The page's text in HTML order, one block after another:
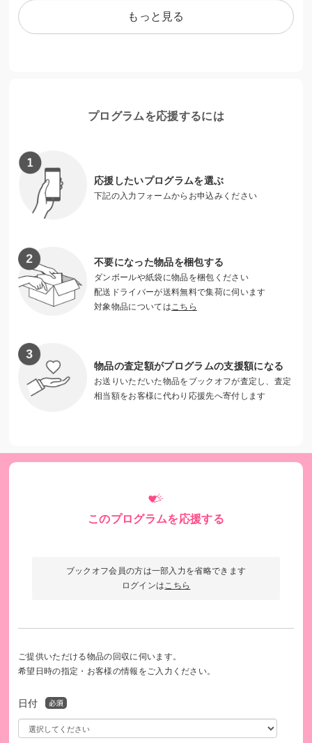
入間市社会福祉協議会では、すべてのこどもが安心して自分
ンティア」では、話し相手や育児のサポートを通じて、不安
一人でも多くのこどもに笑顔を届けるため、地域の皆さんや
企業、NPOなどと連携しながら取り組みを進めています。
こども食堂の様子
寄付金の使い道２：誰もが安心していきいきと暮らせ
入間市社会福祉協議会では、すべての人が安心して暮らせる
もっと見る
プログラムを応援するには
応援したいプログラムを選ぶ
下記の入力フォームからお申込みください
不要になった物品を梱包する
ダンボールや紙袋に物品を梱包ください
配送ドライバーが送料無料で集荷に伺います
対象物品については こちら
物品の査定額がプログラムの支援額になる
お送りいただいた物品をブックオフが査定し、査定
相当額をお客様に代わり応援先へ寄付します
このプログラムを応援する
ブックオフ会員の方は一部入力を省略できます
ログインはこちら
ご提供いただける物品の回収に伺います。
希望日時の指定・お客様の情報をご入力ください。
日付